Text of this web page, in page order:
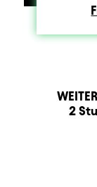
Beschreibung
Dauer und2